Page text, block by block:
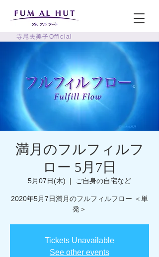
寺尾夫美子Official
満月のフルフィルフ
ロー 5月7日
5月07日(木)
  |
ご自身の自宅など
2020年5月7日満月のフルフィルフロー ＜単
発＞
Tickets Unavailable
See other events